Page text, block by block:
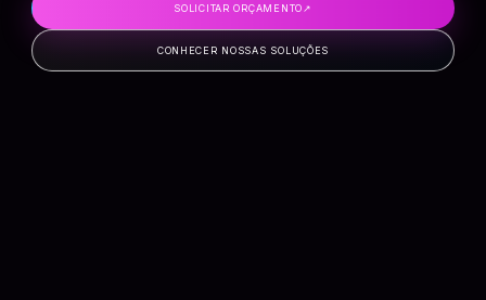
SOLICITAR ORÇAMENTO↗
CONHECER NOSSAS SOLUÇÕES